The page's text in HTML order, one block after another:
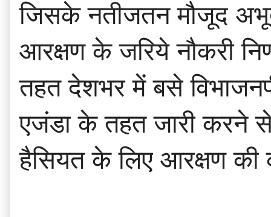
जिसके नतीजतन मौजूद
आरक्षण के जरिये नौकरी
तहत देशभर में बसे
एजंडा के तहत जारी करने से
हैसियत के लिए आरक्षण की